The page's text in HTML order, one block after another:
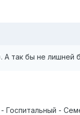
так бы не лишней
-